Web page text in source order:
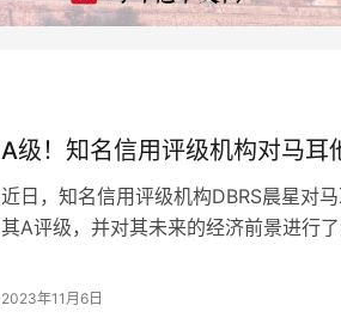
A级！知名信用评级机构对马耳
近日，知名信用评级机构DBRS晨星对
其A评级，并对其未来的经济前景进行
济恢复速度更快，这得益于政府对私营
2023年11月6日